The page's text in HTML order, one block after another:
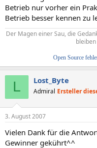
Betrieb nur vorher ein
Betrieb besser kennen zu
Der Magen einer Sau, die
Open Source
L Lost_Byte
Admiral Ersteller
3. August 2007
Vielen Dank für die
Gewinner gekührt^^